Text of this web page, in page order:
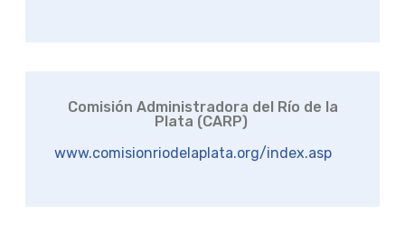
Comisión Administradora del Río de la
Plata (CARP)
www.comisionriodelaplata.org/index.asp